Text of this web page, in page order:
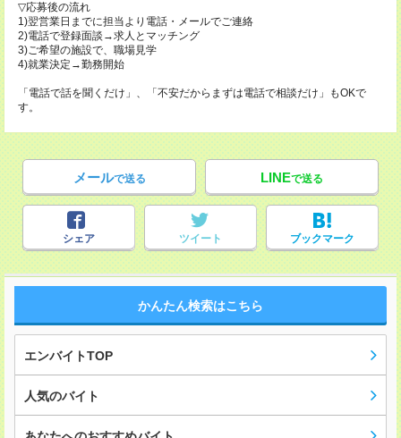
▽応募後の流れ
1)翌営業日までに担当より電話・メールでご連絡
2)電話で登録面談→求人とマッチング
3)ご希望の施設で、職場見学
4)就業決定→勤務開始
「電話で話を聞くだけ」、「不安だからまずは電話で相談だけ」もOKで
す。
メールで送る LINEで送る
シェア ツイート ブックマーク
かんたん検索はこちら
エンバイトTOP
人気のバイト